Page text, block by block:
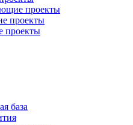
проекты
проекты
проекты
база